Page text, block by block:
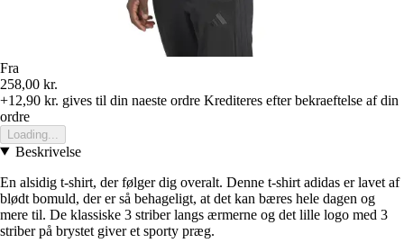
Fra
258,00 kr.
+12,90 kr. gives til din naeste ordre Krediteres efter bekraeftelse af din
ordre
Loading...
Beskrivelse
En alsidig t-shirt, der følger dig overalt. Denne t-shirt adidas er lavet af
blødt bomuld, der er så behageligt, at det kan bæres hele dagen og
mere til. De klassiske 3 striber langs ærmerne og det lille logo med 3
striber på brystet giver et sporty præg.